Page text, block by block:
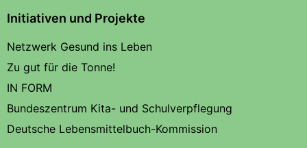
Initiativen und Projekte
Netzwerk Gesund ins Leben
Zu gut für die Tonne!
IN FORM
Bundeszentrum Kita- und Schulverpflegung
Deutsche Lebensmittelbuch-Kommission